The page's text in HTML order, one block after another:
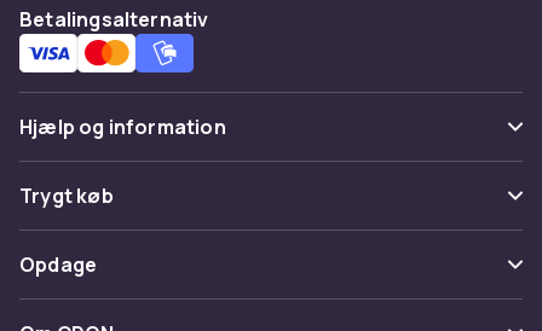
derhjemme.Varmeplader og dampeprodukter
bruger fugtig varme til at glætte håret mere
skånsomt end traditionelle glattejern.
Kombiner gerne medpapillotterfor varmefrie
krøller natten over.
Pas på dit hår ved
varmestyling
Brug altid varmebeskyttelse inden styling, og
Betalingsalternativ
Hjælp og information
Ofte stillede spørgsmål
Spor pakke
Fortryd & returner her
Trygt køb
Betaling
Levering
Opdage
Kategorier